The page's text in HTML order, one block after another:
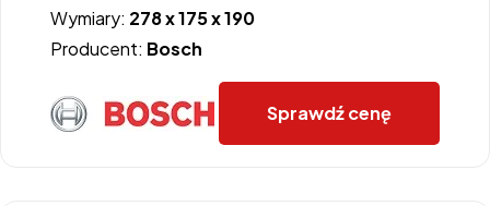
Wymiary: 278 x 175 x 190
Producent: Bosch
Sprawdź cenę